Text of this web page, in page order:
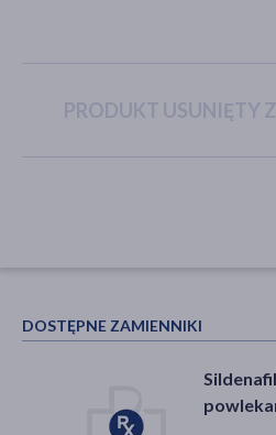
PRODUKT USUNIĘTY
DOSTĘPNE ZAMIENNIKI
Sildenafil